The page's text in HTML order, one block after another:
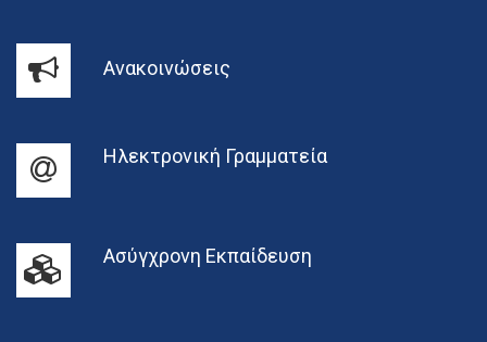
Ανακοινώσεις
Ηλεκτρονική Γραμματεία
Ασύγχρονη Εκπαίδευση